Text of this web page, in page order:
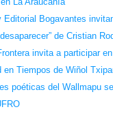
Editorial Bogavantes
de Cristian
invita a participar
en Tiempos de Wiñol
poéticas del Wallmapu